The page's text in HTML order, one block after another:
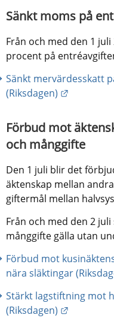
Sänkt moms på
Från och med den 1
procent på
Sänkt mervärdesskatt
(Riksdagen)
Förbud mot
och månggifte
Den 1 juli blir det
äktenskap mellan
giftermål mellan
Från och med den 2
månggifte gälla utan
Förbud mot
nära släktingar
Stärkt lagstiftning mot
(Riksdagen)